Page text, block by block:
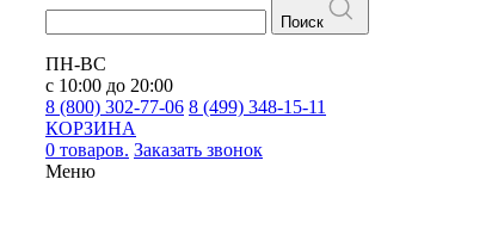
Поиск
ПН-ВС
с 10:00 до 20:00
8 (800) 302-77-06 8 (499) 348-15-11
КОРЗИНА
0 товаров. Заказать звонок
Меню